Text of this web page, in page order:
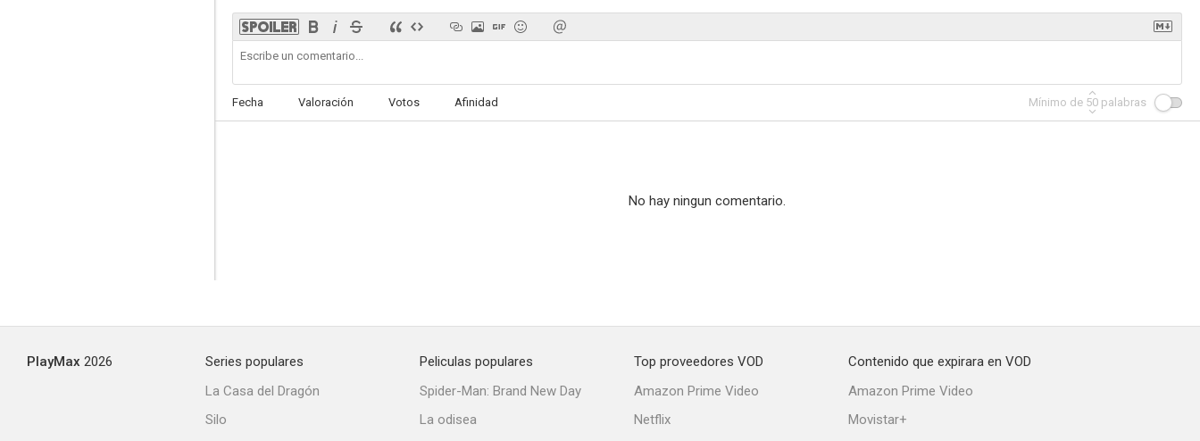
Fecha Valoración Votos Afinidad Mínimo de 50 palabras
No hay ningun comentario.
PlayMax 2026
Series populares
La Casa del Dragón
Silo
Peliculas populares
Spider-Man: Brand New Day
La odisea
Top proveedores VOD
Amazon Prime Video
Netflix
Contenido que expirara en VOD
Amazon Prime Video
Movistar+